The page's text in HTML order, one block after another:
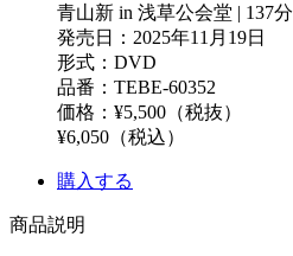
青山新 in 浅草公会堂 | 137分
発売日：2025年11月19日
形式：DVD
品番：TEBE-60352
価格：¥5,500（税抜）
¥6,050（税込）
購入する
商品説明